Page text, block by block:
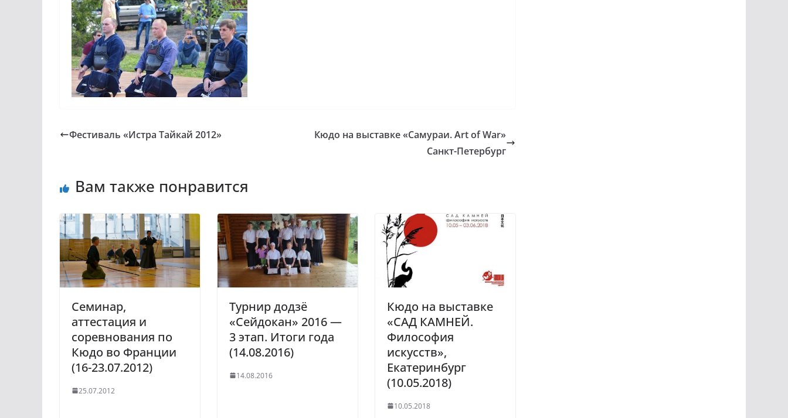
Фестиваль «Истра Тайкай 2012»
Кюдо на выставке «Самураи. Art of War»
Санкт-Петербург
Вам также понравится
Семинар,
аттестация и
соревнования по
Кюдо во Франции
(16-23.07.2012)
25.07.2012
Турнир додзё
«Сейдокан» 2016 —
3 этап. Итоги года
(14.08.2016)
14.08.2016
Кюдо на выставке
«САД КАМНЕЙ.
Философия
искусств»,
Екатеринбург
(10.05.2018)
10.05.2018